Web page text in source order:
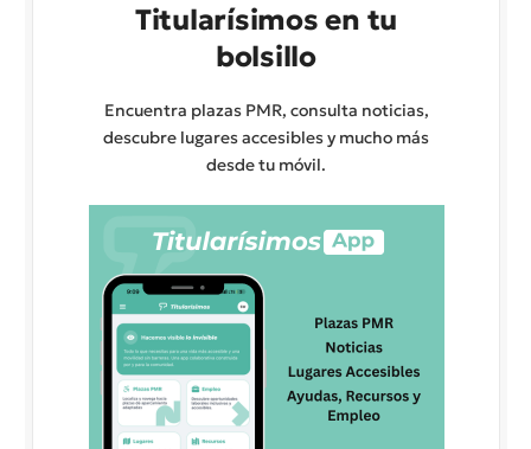
Titularísimos en tu
bolsillo
Encuentra plazas PMR, consulta noticias,
descubre lugares accesibles y mucho más
desde tu móvil.